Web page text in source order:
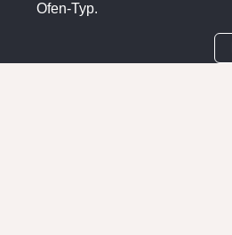
Ofen-Typ.